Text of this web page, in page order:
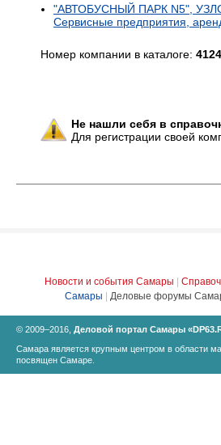
"АВТОБУСНЫЙ ПАРК N5",
Сервисные предприятия,
Номер компании в каталоге: 4124
Не нашли себя в
Для регистрации своей
Новости и события Самары
Самары
Деловые форумы
© 2009–2016, Деловой портал Самары
Самара является крупным центром в области
посвящен Самаре.